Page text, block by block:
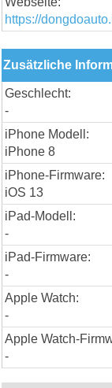
https://
Zusätzliche
Geschlecht:
-
iPhone Modell:
iPhone 8
iPhone-Firmware:
iOS 13
iPad-Modell:
-
iPad-Firmware:
-
Apple Watch:
-
Apple Watch-
-